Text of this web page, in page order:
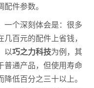
件参数。
一个深刻体会是：很多
百元的配件上省钱，
以巧之力科技为例，其
普通产品，但使用寿命
低百分之三十以上。